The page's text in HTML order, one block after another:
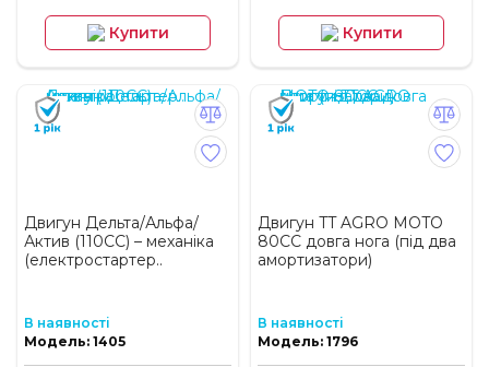
Купити Купити
Двигун Дельта/Альфа/
Актив (110CC) – механіка
(електростартер..
В наявності
Модель: 1405
Двигун TT AGRO MOTO
80СС довга нога (під два
амортизатори)
В наявності
Модель: 1796